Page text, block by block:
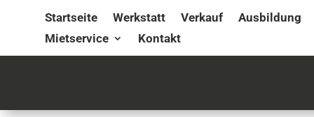
Startseite Werkstatt Verkauf Ausbildung
Mietservice
Kontakt